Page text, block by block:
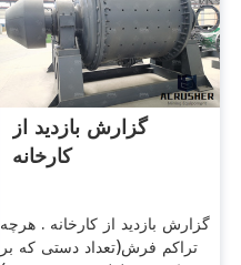
گزارش بازدید از
کارخانه
گزارش بازدید از کارخانه . هرچه
تراکم فرش(تعداد دستی که بر